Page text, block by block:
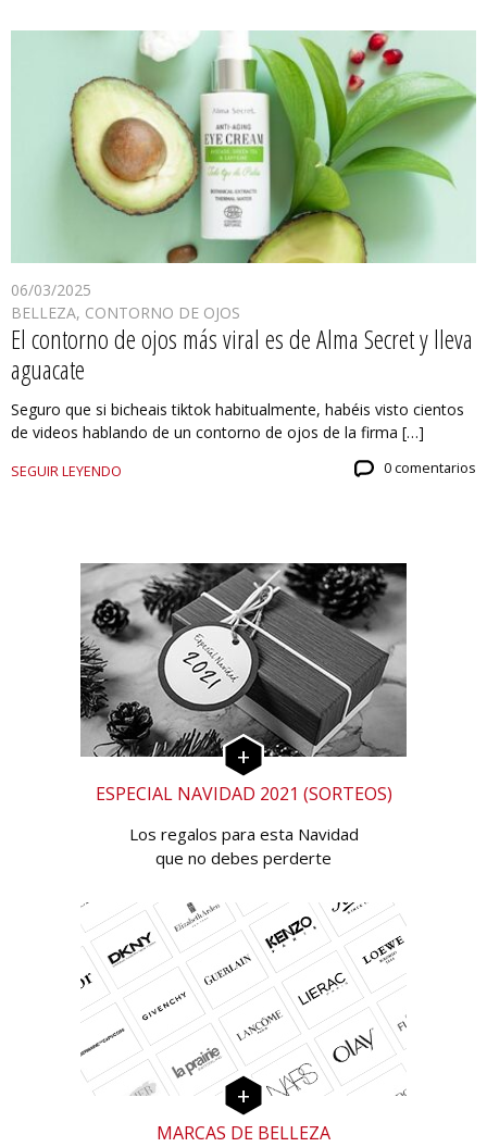
06/03/2025
BELLEZA, CONTORNO DE OJOS
El contorno de ojos más viral es de Alma Secret y lleva
aguacate
Seguro que si bicheais tiktok habitualmente, habéis visto cientos
de videos hablando de un contorno de ojos de la firma […]
SEGUIR LEYENDO 0 comentarios
ESPECIAL NAVIDAD 2021 (SORTEOS)
Los regalos para esta Navidad
que no debes perderte
MARCAS DE BELLEZA